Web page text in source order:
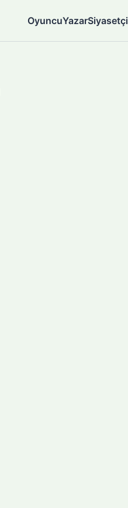
OyuncuYazarSiyasetçi